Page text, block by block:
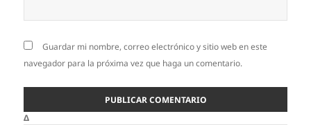
Guardar mi nombre, correo electrónico y sitio web en este
navegador para la próxima vez que haga un comentario.
Δ